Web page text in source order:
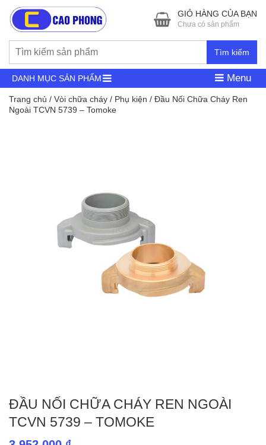
Tìm kiếm
GIỎ HÀNG CỦA BẠN
Chưa có sản phẩm
DANH MỤC SẢN PHẨM Menu
Trang chủ / Vòi chữa cháy / Phụ kiện / Đầu Nối Chữa Cháy Ren
Ngoài TCVN 5739 – Tomoke
ĐẦU NỐI CHỮA CHÁY REN NGOÀI
TCVN 5739 – TOMOKE